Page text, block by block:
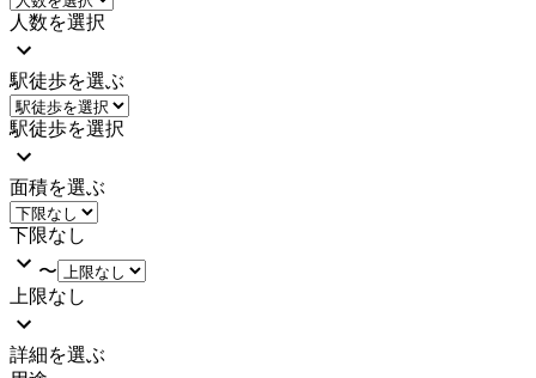
人数を選択
駅徒歩を選ぶ
駅徒歩を選択
面積を選ぶ
下限なし
〜
上限なし
詳細を選ぶ